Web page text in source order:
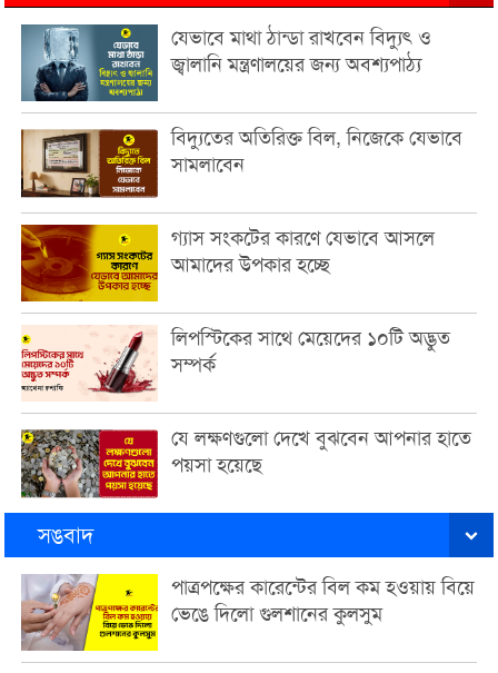
যেভাবে মাথা ঠান্ডা রাখবেন বিদ্যুৎ ও
জ্বালানি মন্ত্রণালয়ের জন্য অবশ্যপাঠ্য
বিদ্যুতের অতিরিক্ত বিল, নিজেকে যেভাবে
সামলাবেন
গ্যাস সংকটের কারণে যেভাবে আসলে
আমাদের উপকার হচ্ছে
লিপস্টিকের সাথে মেয়েদের ১০টি অদ্ভুত
সম্পর্ক
যে লক্ষণগুলো দেখে বুঝবেন আপনার হাতে
পয়সা হয়েছে
সঙবাদ
পাত্রপক্ষের কারেন্টের বিল কম হওয়ায় বিয়ে
ভেঙে দিলো গুলশানের কুলসুম